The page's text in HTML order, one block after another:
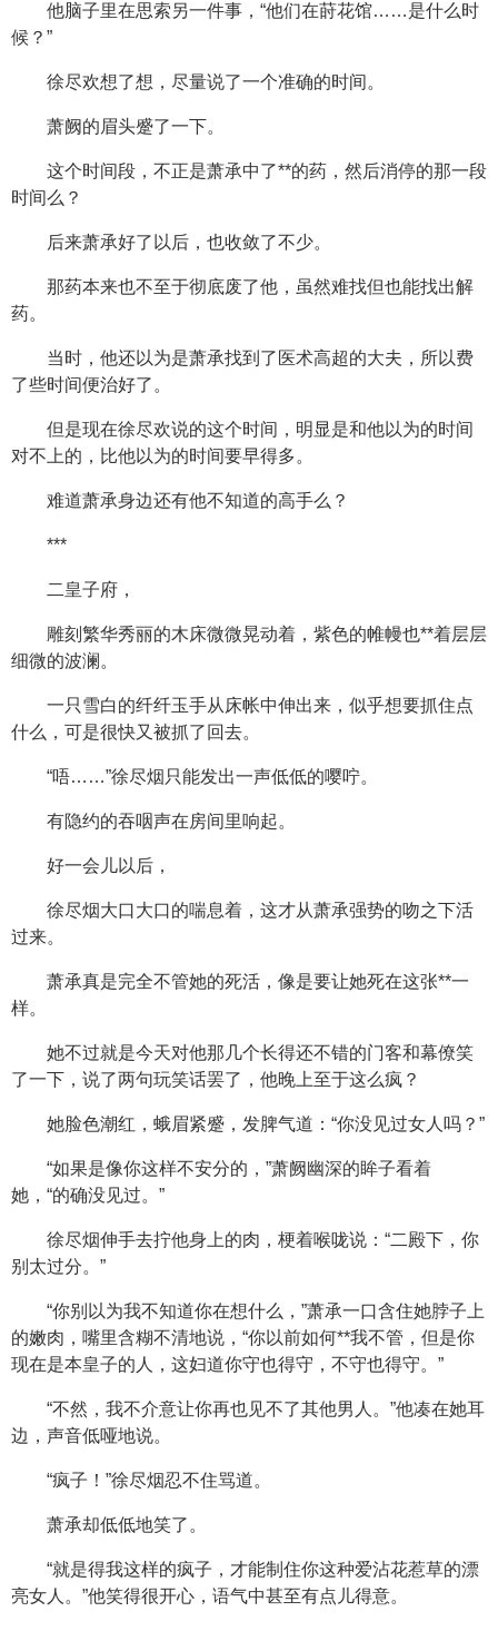
他脑子里在思索另一件事，“他们在莳花馆……是什么时
候？”
徐尽欢想了想，尽量说了一个准确的时间。
萧阙的眉头蹙了一下。
这个时间段，不正是萧承中了**的药，然后消停的那一段
时间么？
后来萧承好了以后，也收敛了不少。
那药本来也不至于彻底废了他，虽然难找但也能找出解
药。
当时，他还以为是萧承找到了医术高超的大夫，所以费
了些时间便治好了。
但是现在徐尽欢说的这个时间，明显是和他以为的时间
对不上的，比他以为的时间要早得多。
难道萧承身边还有他不知道的高手么？
***
二皇子府，
雕刻繁华秀丽的木床微微晃动着，紫色的帷幔也**着层层
细微的波澜。
一只雪白的纤纤玉手从床帐中伸出来，似乎想要抓住点
什么，可是很快又被抓了回去。
“唔……”徐尽烟只能发出一声低低的嘤咛。
有隐约的吞咽声在房间里响起。
好一会儿以后，
徐尽烟大口大口的喘息着，这才从萧承强势的吻之下活
过来。
萧承真是完全不管她的死活，像是要让她死在这张**一
样。
她不过就是今天对他那几个长得还不错的门客和幕僚笑
了一下，说了两句玩笑话罢了，他晚上至于这么疯？
她脸色潮红，蛾眉紧蹙，发脾气道：“你没见过女人吗？”
“如果是像你这样不安分的，”萧阙幽深的眸子看着
她，“的确没见过。”
徐尽烟伸手去拧他身上的肉，梗着喉咙说：“二殿下，你
别太过分。”
“你别以为我不知道你在想什么，”萧承一口含住她脖子上
的嫩肉，嘴里含糊不清地说，“你以前如何**我不管，但是你
现在是本皇子的人，这妇道你守也得守，不守也得守。”
“不然，我不介意让你再也见不了其他男人。”他凑在她耳
边，声音低哑地说。
“疯子！”徐尽烟忍不住骂道。
萧承却低低地笑了。
“就是得我这样的疯子，才能制住你这种爱沾花惹草的漂
亮女人。”他笑得很开心，语气中甚至有点儿得意。